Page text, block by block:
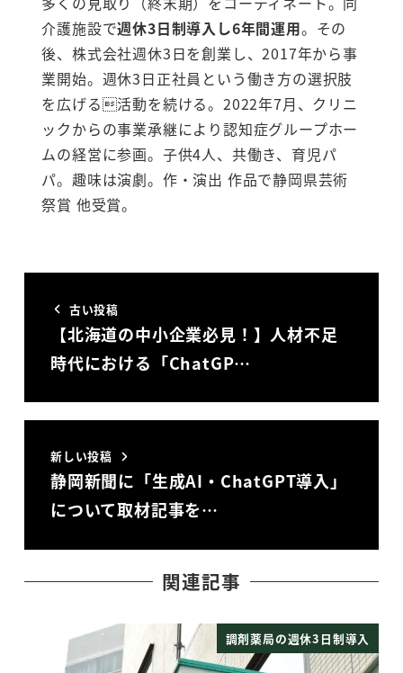
介護施設で週休3日制導入し6年間運用。その
後、株式会社週休3日を創業し、2017年から事
業開始。週休3日正社員という働き方の選択肢
を広げる活動を続ける。2022年7月、クリニ
ックからの事業承継により認知症グループホー
ムの経営に参画。子供4人、共働き、育児パ
パ。趣味は演劇。作・演出 作品で静岡県芸術
祭賞 他受賞。
古い投稿
【北海道の中小企業必見！】人材不足
時代における「ChatGP…
新しい投稿
静岡新聞に「生成AI・ChatGPT導入」
について取材記事を…
関連記事
調剤薬局の週休3日制導入